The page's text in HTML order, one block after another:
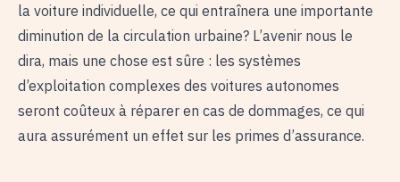
la voiture individuelle, ce qui entraînera une importante
diminution de la circulation urbaine? L’avenir nous le
dira, mais une chose est sûre : les systèmes
d’exploitation complexes des voitures autonomes
seront coûteux à réparer en cas de dommages, ce qui
aura assurément un effet sur les primes d’assurance.